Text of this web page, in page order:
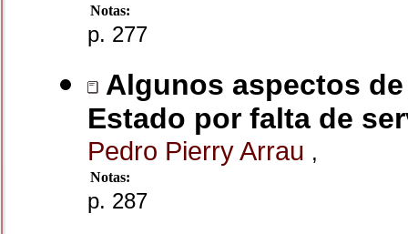
Notas:
p. 277
Algunos aspectos
Estado por falta de
Pedro Pierry Arrau ,
Notas:
p. 287